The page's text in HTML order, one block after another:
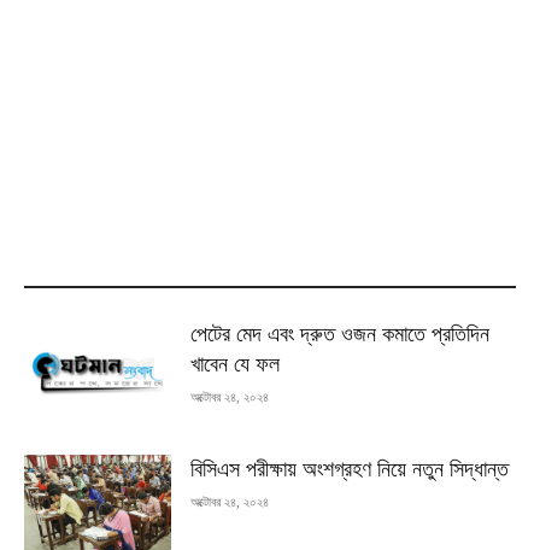
পেটের মেদ এবং দ্রুত ওজন কমাতে প্রতিদিন
খাবেন যে ফল
অক্টোবর ২৪, ২০২৪
বিসিএস পরীক্ষায় অংশগ্রহণ নিয়ে নতুন সিদ্ধান্ত
অক্টোবর ২৪, ২০২৪